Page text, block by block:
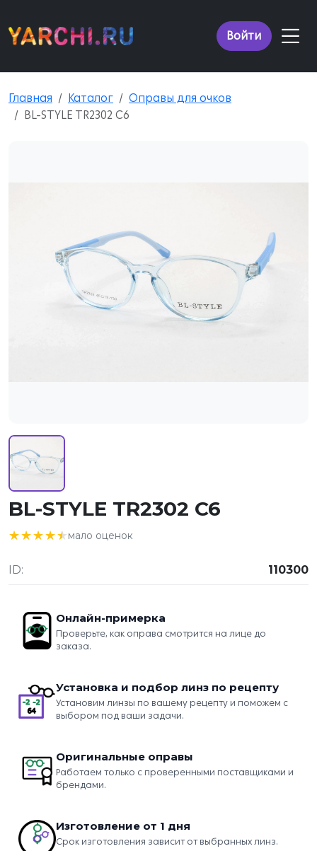
Войти
Главная Каталог
Оправы для очков
BL-STYLE TR2302 C6
BL-STYLE TR2302 C6
★★★★★
★★★★★мало оценок
ID: 110300
Онлайн-примерка
Проверьте, как оправа смотрится на лице до
заказа.
Установка и подбор линз по рецепту
Установим линзы по вашему рецепту и поможем с
выбором под ваши задачи.
Оригинальные оправы
Работаем только с проверенными поставщиками и
брендами.
Изготовление от 1 дня
Срок изготовления зависит от выбранных линз.